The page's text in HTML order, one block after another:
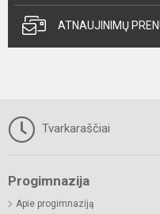
ATNAUJINIMŲ
Tvarkaraščiai
Progimnazija
Apie progimnaziją